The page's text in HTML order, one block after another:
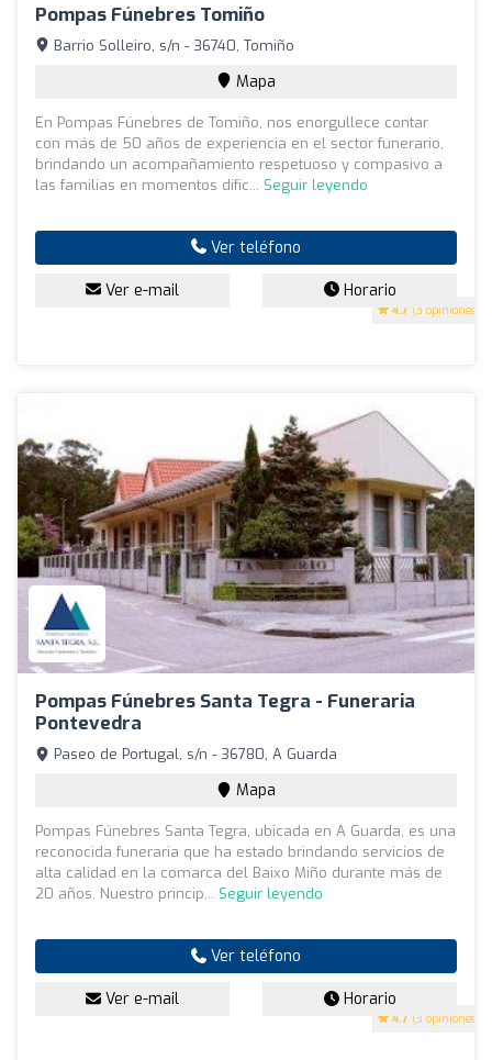
Pompas Fúnebres Tomiño
4.7 (3 opiniones)
Barrio Solleiro, s/n - 36740, Tomiño
Mapa
En Pompas Fúnebres de Tomiño, nos enorgullece contar
con más de 50 años de experiencia en el sector funerario,
brindando un acompañamiento respetuoso y compasivo a
las familias en momentos difíc... Seguir leyendo
Ver teléfono
Ver e-mail Horario
Pompas Fúnebres Santa Tegra - Funeraria
Pontevedra
4.7 (3 opiniones)
Paseo de Portugal, s/n - 36780, A Guarda
Mapa
Pompas Fúnebres Santa Tegra, ubicada en A Guarda, es una
reconocida funeraria que ha estado brindando servicios de
alta calidad en la comarca del Baixo Miño durante más de
20 años. Nuestro princip... Seguir leyendo
Ver teléfono
Ver e-mail Horario